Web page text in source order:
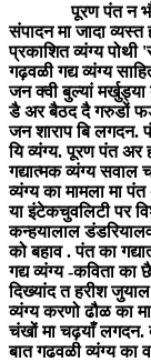
पूरण पंत न भौत
संपादन मा जादा
प्रकाशित व्यंग्य पोथी
गढ़वळी गद्य व्यंग्य
जन क्वी बुल्यां
डै अर बैठद दै गरुडों
जन शाराप बि लगदन.
यि व्यंग्य. पूरण पंत अर
गद्यात्मक व्यंग्य सवाल
व्यंग्य का मामला मा
या इंटेकचुवलिटी पर
कन्हयालाल
को बहाव . पंत का
गद्य व्यंग्य -कविता
दिख्यांद त हरीश
व्यंग्य करणो ढौळ का
चंखों मा चढ़याँ लगदन.
बात गढवळी व्यंग्य